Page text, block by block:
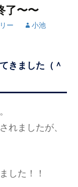
了〜〜
ー 小池
きました（＾
れましたが、
した！！